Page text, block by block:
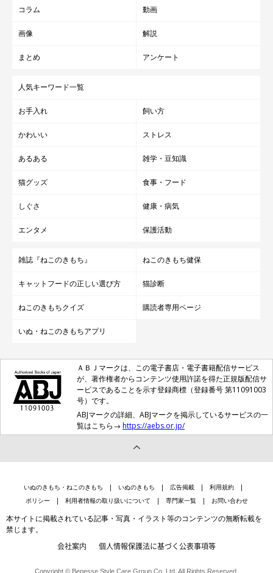
コラム 動画
画像 解説
まとめ アンケート
人気キーワード一覧
お手入れ 飼い方
かわいい ストレス
あるある 雑学・豆知識
猫グッズ 食事・フード
しぐさ 健康・病気
エンタメ 保護活動
雑誌『ねこのきもち』 ねこのきもち健保
キャットフードの正しい選び方 猫診断
ねこのきもちクイズ 購読者専用ページ
いぬ・ねこのきもちアプリ
ＡＢＪマークは、この電子書店・電子書籍配信サービス
が、著作権者からコンテンツ使用許諾を得た正規版配信サ
ービスであることを示す登録商標（登録番号 第11091003
号）です。
ABJマークの詳細、ABJマークを掲示しているサービスの一
覧はこちら→ https://aebs.or.jp/
いぬのきもち・ねこのきもち いぬのきもち 広告掲載
利用規約
ポリシー
利用者情報の取り扱いについて 専門家一覧 お問い合わせ
本サイトに掲載されている記事・写真・イラスト等のコンテンツの無断転載を
禁じます。
会社案内 個人情報保護法に基づく公表事項等
Copyright © Benesse Style Care Group Co.,Ltd. All Rights Reserved.